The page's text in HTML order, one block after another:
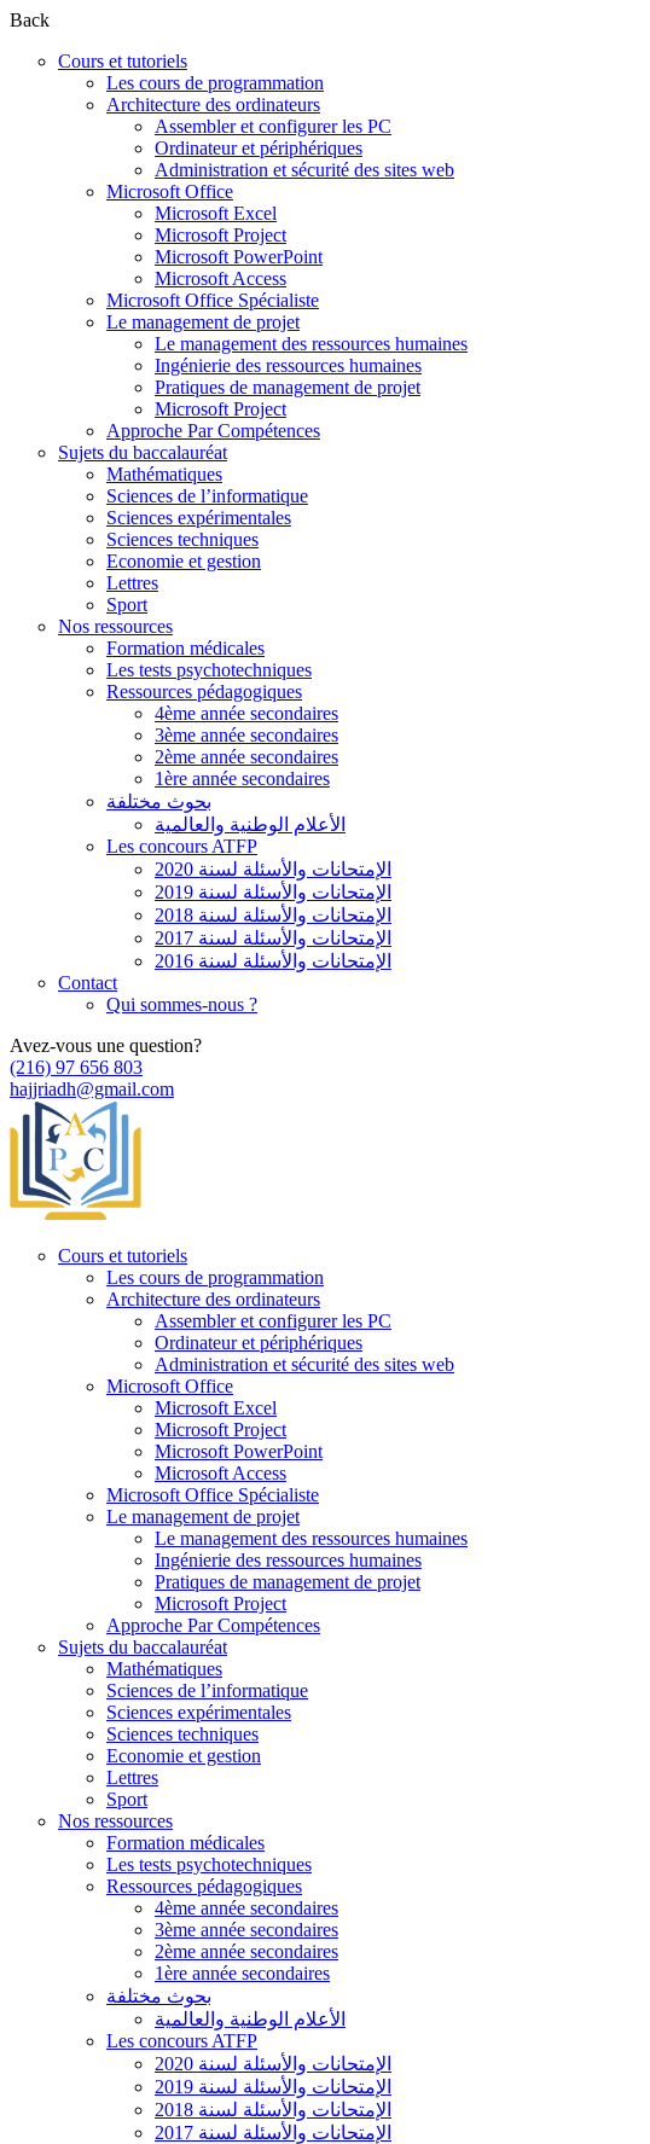
Back
Cours et tutoriels
Les cours de programmation
Architecture des ordinateurs
Assembler et configurer les PC
Ordinateur et périphériques
Administration et sécurité des sites web
Microsoft Office
Microsoft Excel
Microsoft Project
Microsoft PowerPoint
Microsoft Access
Microsoft Office Spécialiste
Le management de projet
Le management des ressources humaines
Ingénierie des ressources humaines
Pratiques de management de projet
Microsoft Project
Approche Par Compétences
Sujets du baccalauréat
Mathématiques
Sciences de l’informatique
Sciences expérimentales
Sciences techniques
Economie et gestion
Lettres
Sport
Nos ressources
Formation médicales
Les tests psychotechniques
Ressources pédagogiques
4ème année secondaires
3ème année secondaires
2ème année secondaires
1ère année secondaires
بحوث مختلفة
الأعلام الوطنية والعالمية
Les concours ATFP
الإمتحانات والأسئلة لسنة 2020
الإمتحانات والأسئلة لسنة 2019
الإمتحانات والأسئلة لسنة 2018
الإمتحانات والأسئلة لسنة 2017
الإمتحانات والأسئلة لسنة 2016
Contact
Qui sommes-nous ?
Avez-vous une question?
(216) 97 656 803
hajjriadh@gmail.com
Cours et tutoriels
Les cours de programmation
Architecture des ordinateurs
Assembler et configurer les PC
Ordinateur et périphériques
Administration et sécurité des sites web
Microsoft Office
Microsoft Excel
Microsoft Project
Microsoft PowerPoint
Microsoft Access
Microsoft Office Spécialiste
Le management de projet
Le management des ressources humaines
Ingénierie des ressources humaines
Pratiques de management de projet
Microsoft Project
Approche Par Compétences
Sujets du baccalauréat
Mathématiques
Sciences de l’informatique
Sciences expérimentales
Sciences techniques
Economie et gestion
Lettres
Sport
Nos ressources
Formation médicales
Les tests psychotechniques
Ressources pédagogiques
4ème année secondaires
3ème année secondaires
2ème année secondaires
1ère année secondaires
بحوث مختلفة
الأعلام الوطنية والعالمية
Les concours ATFP
الإمتحانات والأسئلة لسنة 2020
الإمتحانات والأسئلة لسنة 2019
الإمتحانات والأسئلة لسنة 2018
الإمتحانات والأسئلة لسنة 2017